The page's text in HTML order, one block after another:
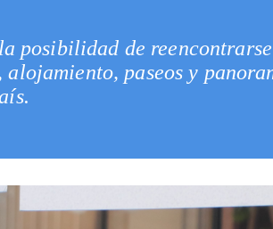
posibilidad de
paseos y